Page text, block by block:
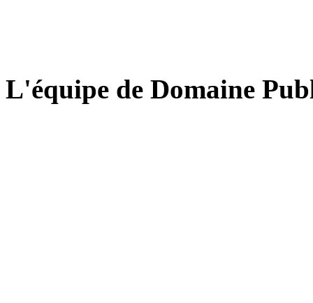
L'équipe de Domaine